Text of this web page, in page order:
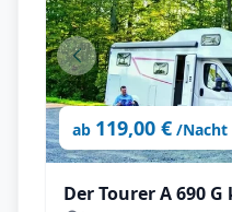
ab 119,00 € /Nacht
Der Tourer A 690